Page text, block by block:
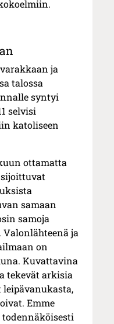
ja
talossa
syntyi
selvisi
katoliseen
ottamatta
samaan
samoja
Valonlähteenä ja
on
Kuvattavina
tekevät arkisia
Emme
todennäköisesti